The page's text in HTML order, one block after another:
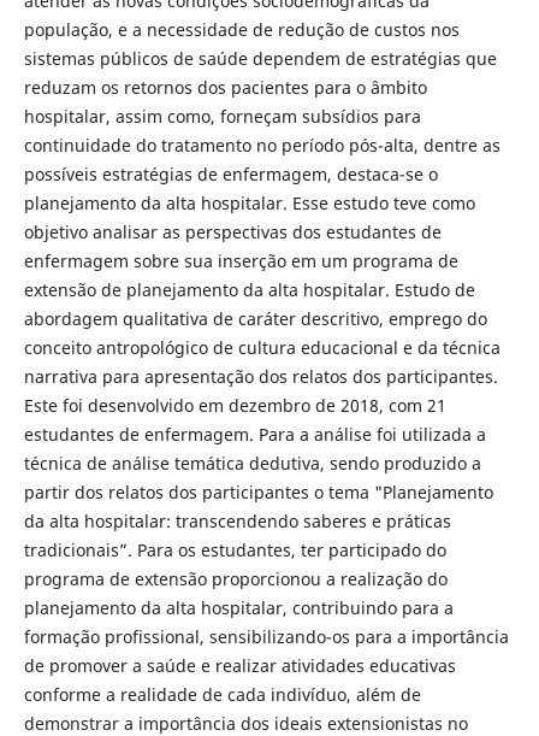
população, e a necessidade de redução de custos nos
sistemas públicos de saúde dependem de estratégias que
reduzam os retornos dos pacientes para o âmbito
hospitalar, assim como, forneçam subsídios para
continuidade do tratamento no período pós-alta, dentre as
possíveis estratégias de enfermagem, destaca-se o
planejamento da alta hospitalar. Esse estudo teve como
objetivo analisar as perspectivas dos estudantes de
enfermagem sobre sua inserção em um programa de
extensão de planejamento da alta hospitalar. Estudo de
abordagem qualitativa de caráter descritivo, emprego do
conceito antropológico de cultura educacional e da técnica
narrativa para apresentação dos relatos dos participantes.
Este foi desenvolvido em dezembro de 2018, com 21
estudantes de enfermagem. Para a análise foi utilizada a
técnica de análise temática dedutiva, sendo produzido a
partir dos relatos dos participantes o tema "Planejamento
da alta hospitalar: transcendendo saberes e práticas
tradicionais”. Para os estudantes, ter participado do
programa de extensão proporcionou a realização do
planejamento da alta hospitalar, contribuindo para a
formação profissional, sensibilizando-os para a importância
de promover a saúde e realizar atividades educativas
conforme a realidade de cada indivíduo, além de
demonstrar a importância dos ideais extensionistas no